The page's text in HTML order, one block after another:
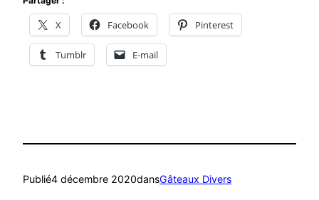
X Facebook Pinterest
Tumblr E-mail
Publié4 décembre 2020dansGâteaux Divers